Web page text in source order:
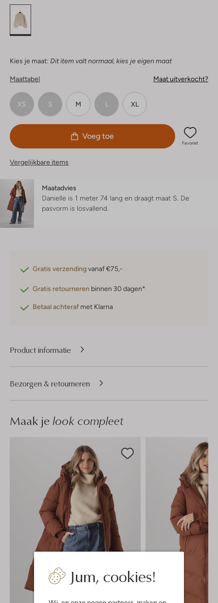
Jum, cookies!
Kies je maat: Dit item valt normaal, kies je eigen maat
Maattabel Maat uitverkocht?
XS S M L XL
Voeg toe
Favoriet
Vergelijkbare items
Maatadvies
Danielle is 1 meter 74 lang en draagt maat S. De
pasvorm is losvallend
Gratis verzendingvanaf €75,-
Gratis retourneren binnen 30 dagen*
Betaal achteraf met Klarna
Product informatie
Bezorgen & retourneren
Maak je look compleet